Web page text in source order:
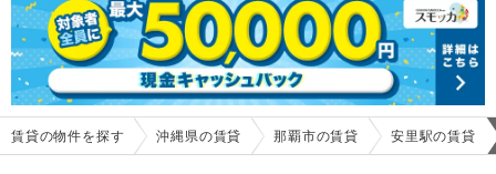
賃貸の物件を探す 沖縄県の賃貸 那覇市の賃貸 安里駅の賃貸